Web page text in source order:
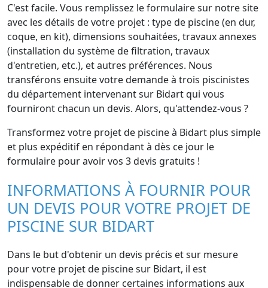
C'est facile. Vous remplissez le formulaire sur notre site
avec les détails de votre projet : type de piscine (en dur,
coque, en kit), dimensions souhaitées, travaux annexes
(installation du système de filtration, travaux
d'entretien, etc.), et autres préférences. Nous
transférons ensuite votre demande à trois piscinistes
du département intervenant sur Bidart qui vous
fourniront chacun un devis. Alors, qu'attendez-vous ?
Transformez votre projet de piscine à Bidart plus simple
et plus expéditif en répondant à dès ce jour le
formulaire pour avoir vos 3 devis gratuits !
INFORMATIONS À FOURNIR POUR
UN DEVIS POUR VOTRE PROJET DE
PISCINE SUR BIDART
Dans le but d'obtenir un devis précis et sur mesure
pour votre projet de piscine sur Bidart, il est
indispensable de donner certaines informations aux